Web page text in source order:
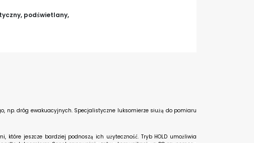
podświetlany,
np. dróg ewakuacyjnych. Specjalistyczne luksomierze służą do pomiaru
jeszcze bardziej podnoszą ich użyteczność. Tryb HOLD umożliwia